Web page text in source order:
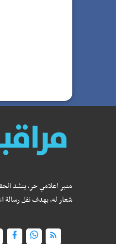
منبر اعلامي حر، ينشد
شعار له، بهدف نقل رسالة